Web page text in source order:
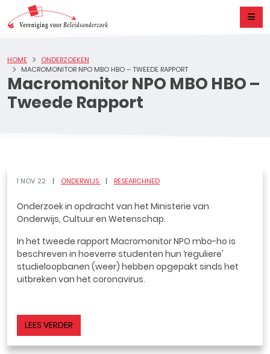
Macromonitor NPO MBO HBO –
Tweede Rapport
HOME
ONDERZOEKEN
MACROMONITOR NPO MBO HBO – TWEEDE RAPPORT
1 NOV 22 ONDERWIJS RESEARCHNED
Onderzoek in opdracht van het Ministerie van
Onderwijs, Cultuur en Wetenschap.
In het tweede rapport Macromonitor NPO mbo-ho is
beschreven in hoeverre studenten hun ‘reguliere’
studieloopbanen (weer) hebben opgepakt sinds het
uitbreken van het coronavirus.
LEES VERDER